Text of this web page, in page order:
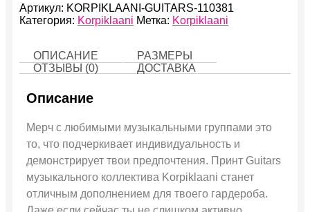
Артикул: KORPIKLAANI-GUITARS-110381
Категория: Korpiklaani Метка: Korpiklaani
ОПИСАНИЕ
РАЗМЕРЫ
ОТЗЫВЫ (0)
ДОСТАВКА
Описание
Мерч с любимыми музыкальными группами это
то, что подчеркивает индивидуальность и
демонстрирует твои предпочтения. Принт Guitars
музыкального коллектива Korpiklaani станет
отличным дополнением для твоего гардероба.